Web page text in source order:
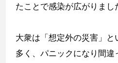
たことで感染が広がりまし
大衆は「想定外の災害」
多く、パニックになり間